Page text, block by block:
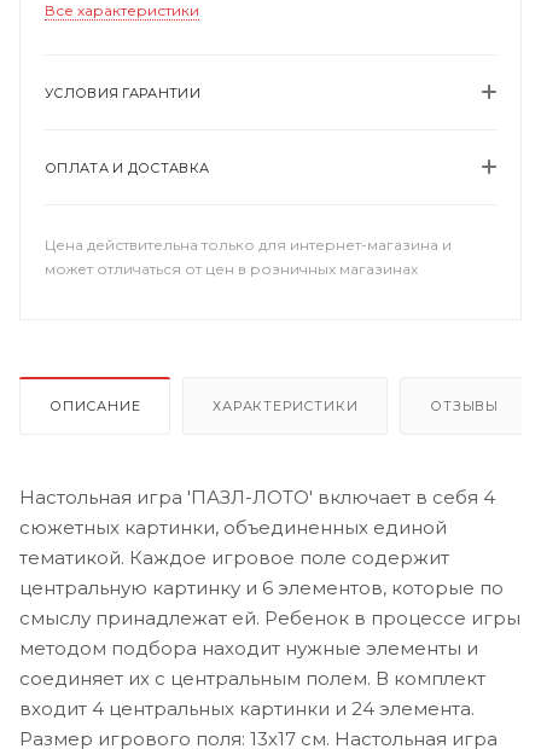
Все характеристики
УСЛОВИЯ ГАРАНТИИ
ОПЛАТА И ДОСТАВКА
Цена действительна только для интернет-магазина и
может отличаться от цен в розничных магазинах
ОПИСАНИЕ ХАРАКТЕРИСТИКИ ОТЗЫВЫ
Настольная игра 'ПАЗЛ-ЛОТО' включает в себя 4
сюжетных картинки, объединенных единой
тематикой. Каждое игровое поле содержит
центральную картинку и 6 элементов, которые по
смыслу принадлежат ей. Ребенок в процессе игры
методом подбора находит нужные элементы и
соединяет их с центральным полем. В комплект
входит 4 центральных картинки и 24 элемента.
Размер игрового поля: 13х17 см. Настольная игра